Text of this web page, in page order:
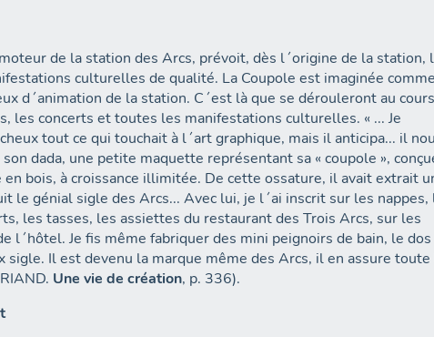
de la station des Arcs, prévoit, dès l´origine de la station, l
culturelles de qualité. La Coupole est imaginée
d´animation de la station. C´est là que se dérouleront au cours
les concerts et toutes les manifestations culturelles. « ... Je
tout ce qui touchait à l´art graphique, mais il anticipa... il
dada, une petite maquette représentant sa « coupole »,
bois, à croissance illimitée. De cette ossature, il avait extrait
le génial sigle des Arcs... Avec lui, je l´ai inscrit sur les nappes,
les tasses, les assiettes du restaurant des Trois Arcs, sur les
l´hôtel. Je fis même fabriquer des mini peignoirs de bain, le dos
sigle. Il est devenu la marque même des Arcs, il en assure toute
Une vie de création, p. 336).